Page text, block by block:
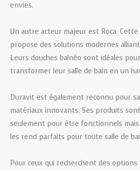
envies.
Un autre acteur majeur est Roca.
propose des solutions modernes
Leurs douches balnéo sont idéales
transformer leur salle de bain en un
Duravit est également reconnu pour
matériaux innovants. Ses produits
seulement pour être fonctionnels mais
les rend parfaits pour toute salle de
Pour ceux qui recherchent des options